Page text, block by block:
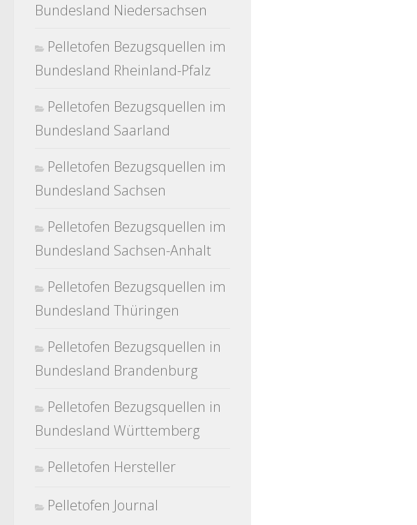
Bundesland Niedersachsen
Pelletofen Bezugsquellen im
Bundesland Rheinland-Pfalz
Pelletofen Bezugsquellen im
Bundesland Saarland
Pelletofen Bezugsquellen im
Bundesland Sachsen
Pelletofen Bezugsquellen im
Bundesland Sachsen-Anhalt
Pelletofen Bezugsquellen im
Bundesland Thüringen
Pelletofen Bezugsquellen in
Bundesland Brandenburg
Pelletofen Bezugsquellen in
Bundesland Württemberg
Pelletofen Hersteller
Pelletofen Journal